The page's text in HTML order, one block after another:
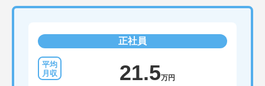
正社員
21.5万円